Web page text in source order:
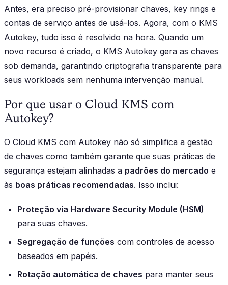
Antes, era preciso pré-provisionar chaves, key rings e
contas de serviço antes de usá-los. Agora, com o KMS
Autokey, tudo isso é resolvido na hora. Quando um
novo recurso é criado, o KMS Autokey gera as chaves
sob demanda, garantindo criptografia transparente para
seus workloads sem nenhuma intervenção manual.
Por que usar o Cloud KMS com
Autokey?
O Cloud KMS com Autokey não só simplifica a gestão
de chaves como também garante que suas práticas de
segurança estejam alinhadas a padrões do mercado e
às boas práticas recomendadas. Isso inclui:
Proteção via Hardware Security Module (HSM)
para suas chaves.
Segregação de funções com controles de acesso
baseados em papéis.
Rotação automática de chaves para manter seus